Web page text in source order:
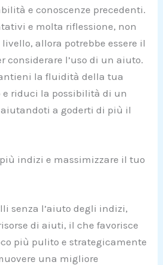
e conoscenze precedenti.
e molta riflessione, non
allora potrebbe essere il
considerare l’uso di un aiuto.
la fluidità della tua
e riduci la possibilità di un
a goderti di più il
indizi e massimizzare il tuo
senza l’aiuto degli indizi,
di aiuti, il che favorisce
più pulito e strategicamente
una migliore